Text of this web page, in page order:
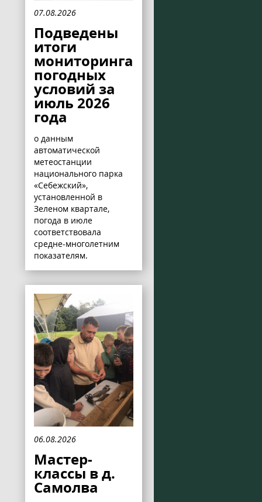
07.08.2026
Подведены
итоги
мониторинга
погодных
условий за
июль 2026
года
о данным
автоматической
метеостанции
национального парка
«Себежский»,
установленной в
Зеленом квартале,
погода в июле
соответствовала
средне-многолетним
показателям.
06.08.2026
Мастер-
классы в д.
Самолва